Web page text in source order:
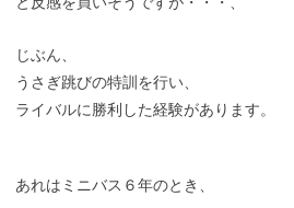
じぶん、
うさぎ跳びの特訓を行い、
ライバルに勝利した経験があります。
あれはミニバス６年のとき、